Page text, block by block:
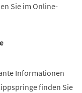
Sie im Online-
Informationen
finden Sie